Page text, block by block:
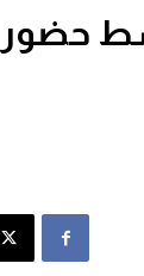
وسط حضور